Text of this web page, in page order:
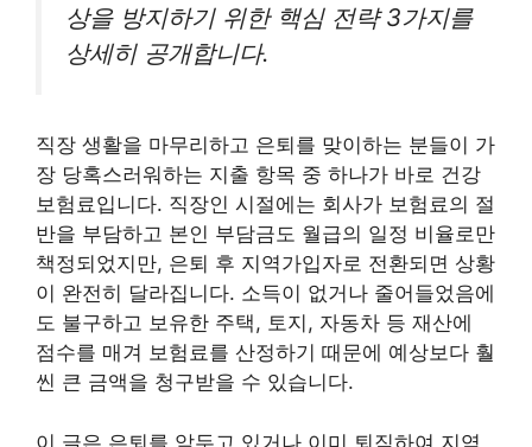
상을 방지하기 위한 핵심 전략 3가지를
상세히 공개합니다.
직장 생활을 마무리하고 은퇴를 맞이하는 분들이 가
장 당혹스러워하는 지출 항목 중 하나가 바로 건강
보험료입니다. 직장인 시절에는 회사가 보험료의 절
반을 부담하고 본인 부담금도 월급의 일정 비율로만
책정되었지만, 은퇴 후 지역가입자로 전환되면 상황
이 완전히 달라집니다. 소득이 없거나 줄어들었음에
도 불구하고 보유한 주택, 토지, 자동차 등 재산에
점수를 매겨 보험료를 산정하기 때문에 예상보다 훨
씬 큰 금액을 청구받을 수 있습니다.
이 글은 은퇴를 앞두고 있거나 이미 퇴직하여 지역